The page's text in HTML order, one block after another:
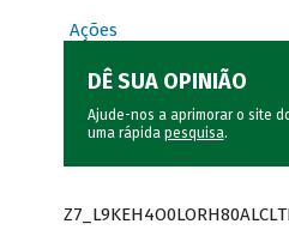
Ações
DÊ SUA OPINIÃO
Ajude-nos a aprimorar o site
uma rápida pesquisa.